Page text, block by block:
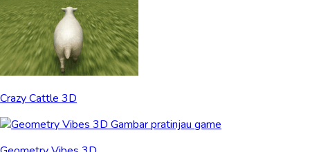
Crazy Cattle 3D